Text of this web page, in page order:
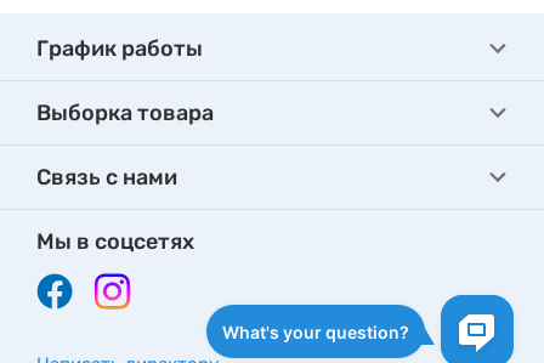
График работы
Выборка товара
Связь с нами
Мы в соцсетях